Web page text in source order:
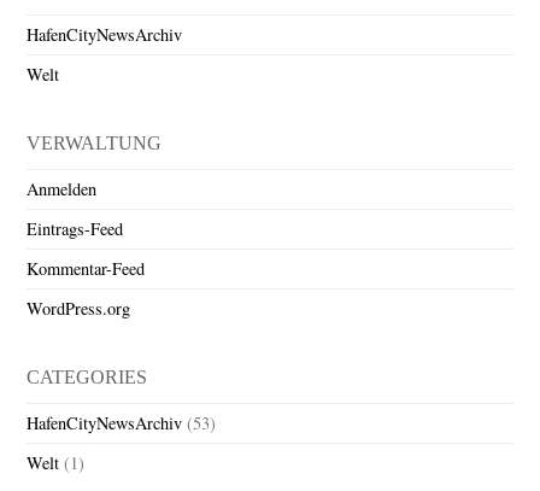
HafenCityNewsArchiv
Welt
VERWALTUNG
Anmelden
Eintrags-Feed
Kommentar-Feed
WordPress.org
CATEGORIES
HafenCityNewsArchiv (53)
Welt (1)